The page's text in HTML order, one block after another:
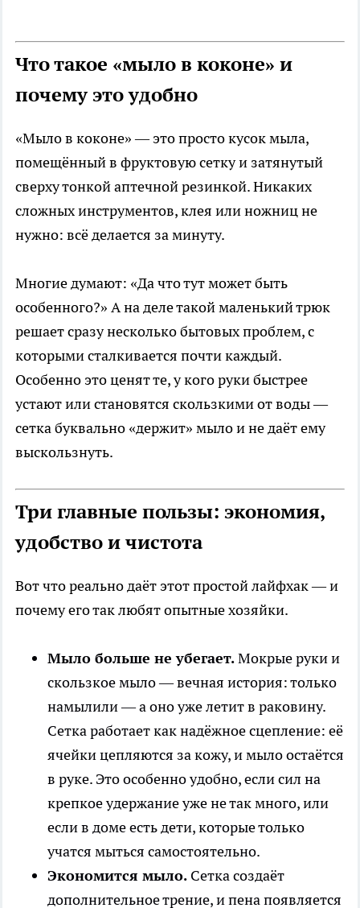
Что такое «мыло в коконе» и
почему это удобно
«Мыло в коконе» — это просто кусок мыла,
помещённый в фруктовую сетку и затянутый
сверху тонкой аптечной резинкой. Никаких
сложных инструментов, клея или ножниц не
нужно: всё делается за минуту.
Многие думают: «Да что тут может быть
особенного?» А на деле такой маленький трюк
решает сразу несколько бытовых проблем, с
которыми сталкивается почти каждый.
Особенно это ценят те, у кого руки быстрее
устают или становятся скользкими от воды —
сетка буквально «держит» мыло и не даёт ему
выскользнуть.
Три главные пользы: экономия,
удобство и чистота
Вот что реально даёт этот простой лайфхак — и
почему его так любят опытные хозяйки.
Мыло больше не убегает.Мокрые руки и
скользкое мыло — вечная история: только
намылили — а оно уже летит в раковину.
Сетка работает как надёжное сцепление: её
ячейки цепляются за кожу, и мыло остаётся
в руке. Это особенно удобно, если сил на
крепкое удержание уже не так много, или
если в доме есть дети, которые только
учатся мыться самостоятельно.
Экономится мыло. Сетка создаёт
дополнительное трение, и пена появляется